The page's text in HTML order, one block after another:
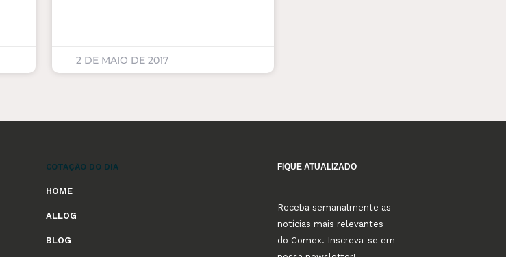
2 DE MAIO DE 2017
COTAÇÃO DO DIA
HOME
ALLOG
BLOG
FIQUE ATUALIZADO
Receba semanalmente as
notícias mais relevantes
do Comex. Inscreva-se em